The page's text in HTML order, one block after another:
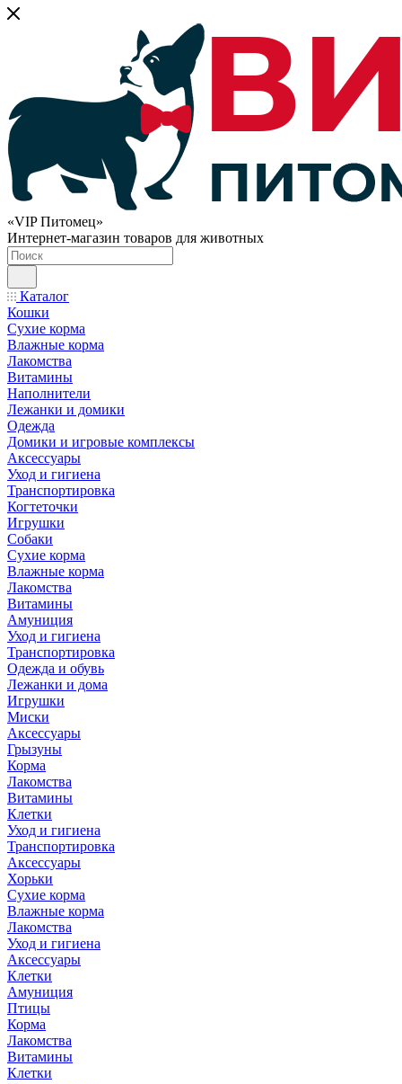
«VIP Питомец»
Интернет-магазин товаров для животных
Каталог
Кошки
Сухие корма
Влажные корма
Лакомства
Витамины
Наполнители
Лежанки и домики
Одежда
Домики и игровые комплексы
Аксессуары
Уход и гигиена
Транспортировка
Когтеточки
Игрушки
Собаки
Сухие корма
Влажные корма
Лакомства
Витамины
Амуниция
Уход и гигиена
Транспортировка
Одежда и обувь
Лежанки и дома
Игрушки
Миски
Аксессуары
Грызуны
Корма
Лакомства
Витамины
Клетки
Уход и гигиена
Транспортировка
Аксессуары
Хорьки
Сухие корма
Влажные корма
Лакомства
Уход и гигиена
Аксессуары
Клетки
Амуниция
Птицы
Корма
Лакомства
Витамины
Клетки